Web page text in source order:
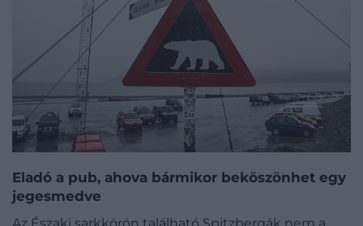
Eladó a pub, ahova bármikor beköszönhet egy
jegesmedve